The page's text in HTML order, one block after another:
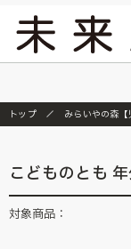
トップ みらいやの森【
こどものとも
対象商品：